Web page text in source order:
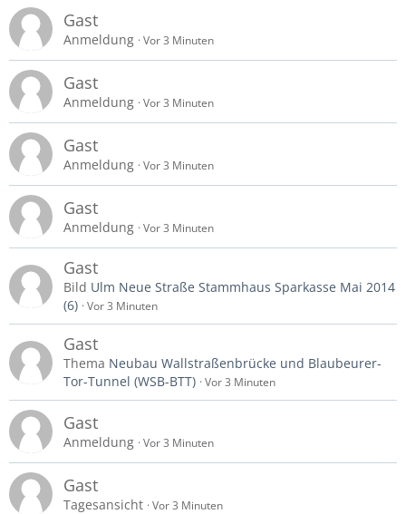
Gast
Anmeldung Vor 3 Minuten
Gast
Anmeldung Vor 3 Minuten
Gast
Anmeldung Vor 3 Minuten
Gast
Anmeldung Vor 3 Minuten
Gast
Bild Ulm Neue Straße Stammhaus Sparkasse Mai 2014
(6) Vor 3 Minuten
Gast
Thema Neubau Wallstraßenbrücke und Blaubeurer-
Tor-Tunnel (WSB-BTT) Vor 3 Minuten
Gast
Anmeldung Vor 3 Minuten
Gast
Tagesansicht Vor 3 Minuten